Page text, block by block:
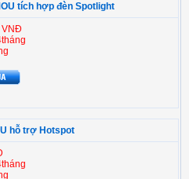
tích hợp đèn Spotlight
VNĐ
hỗ trợ Hotspot